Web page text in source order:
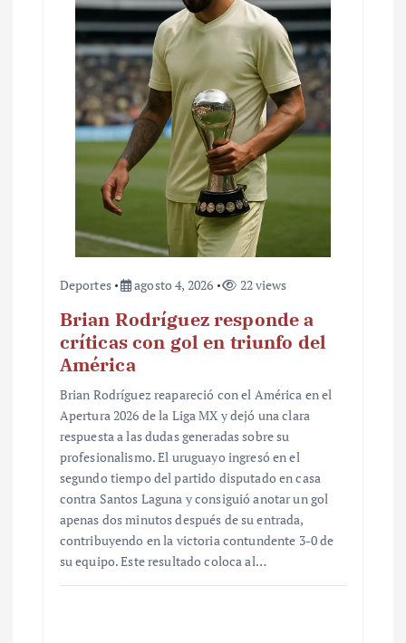
Deportes agosto 4, 2026 22 views
Brian Rodríguez responde a
críticas con gol en triunfo del
América
Brian Rodríguez reapareció con el América en el
Apertura 2026 de la Liga MX y dejó una clara
respuesta a las dudas generadas sobre su
profesionalismo. El uruguayo ingresó en el
segundo tiempo del partido disputado en casa
contra Santos Laguna y consiguió anotar un gol
apenas dos minutos después de su entrada,
contribuyendo en la victoria contundente 3-0 de
su equipo. Este resultado coloca al…